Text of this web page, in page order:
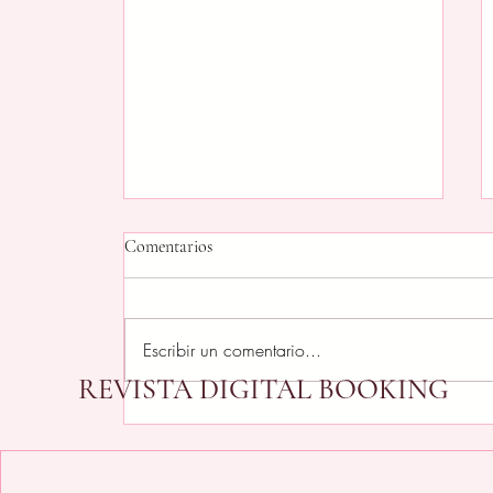
Comentarios
Escribir un comentario...
REVISTA DIGITAL BOOKING